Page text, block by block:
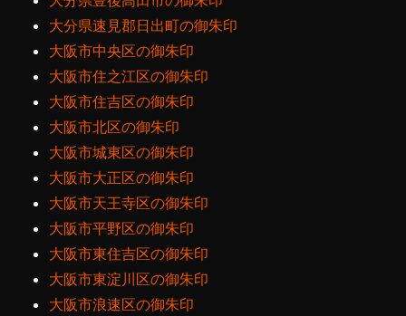
大分県速見郡日出町の御朱印
大阪市中央区の御朱印
大阪市住之江区の御朱印
大阪市住吉区の御朱印
大阪市北区の御朱印
大阪市城東区の御朱印
大阪市大正区の御朱印
大阪市天王寺区の御朱印
大阪市平野区の御朱印
大阪市東住吉区の御朱印
大阪市東淀川区の御朱印
大阪市浪速区の御朱印